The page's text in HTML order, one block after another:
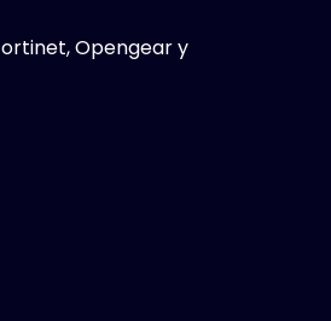
Opengear y